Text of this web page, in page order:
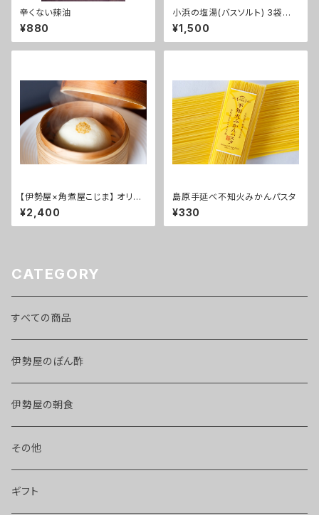
辛くない辣油
¥880
小浜の塩湯(バスソルト) 3袋セッ
ト
¥1,500
【伊勢屋×角煮屋こじま】 オリジ
ナルほぐし角煮豚まん(1個80g×
6個)
¥2,400
島原手延べ不知火みかんパスタ
¥330
CATEGORY
すべての商品
伊勢屋のぽん酢
伊勢屋の朝食
その他
ギフト